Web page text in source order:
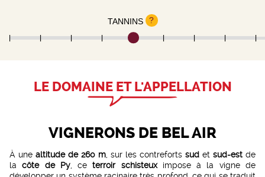
TANNINS ?
LE DOMAINE ET L'APPELLATION
VIGNERONS DE BEL AIR
À une altitude de 260 m , sur les contreforts sud et sud-est de
lacôte de Py, ceterroir schisteuximpose à la vigne de